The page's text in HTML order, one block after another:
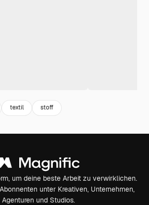
textil stoff
um deine beste Arbeit zu verwirklichen.
unter Kreativen, Unternehmen,
Agenturen und Studios.